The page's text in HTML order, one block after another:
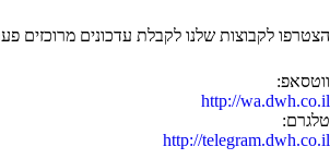
הצטרפו לקבוצות שלנו לקבלת עדכונים מרוכזים
ווטסאפ:
http://wa.dwh.co.il
טלגרם:
http://telegram.dwh.co.il